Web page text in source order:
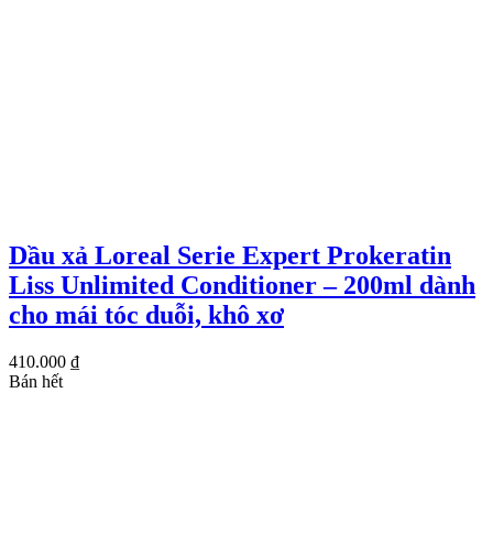
Dầu xả Loreal Serie Expert Prokeratin
Liss Unlimited Conditioner – 200ml dành
cho mái tóc duỗi, khô xơ
410.000 ₫
Bán hết